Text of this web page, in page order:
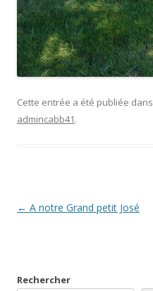
Cette entrée a été publiée dans
admincabb41.
Navigation
← A notre Grand petit José
Rechercher